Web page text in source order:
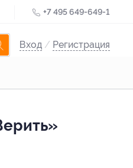
+7 495 649-649-1
Вход / Регистрация